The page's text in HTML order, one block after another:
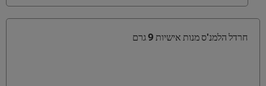
חרדל הלמנ'ס מנות אישיות 9 גרם